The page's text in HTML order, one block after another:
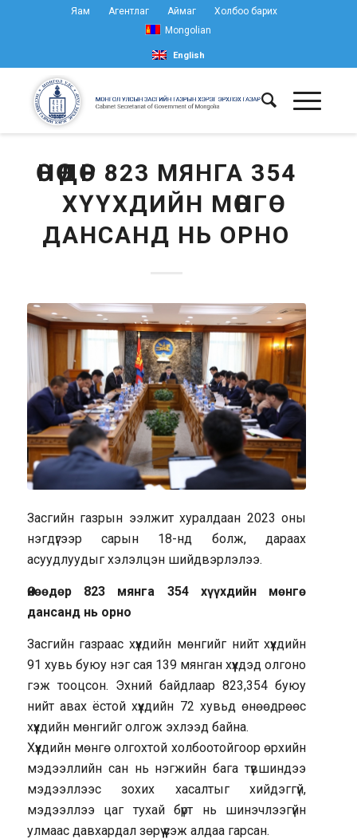
Яам Агентлаг Аймаг
Холбоо барих
Mongolian
English
ӨНӨӨДӨР 823 МЯНГА 354
ХҮҮХДИЙН МӨНГӨ
ДАНСАНД НЬ ОРНО
Засгийн газрын ээлжит хуралдаан 2023 оны
нэгдүгээр сарын 18-нд болж, дараах
асуудлуудыг хэлэлцэн шийдвэрлэлээ.
Өнөөдөр 823 мянга 354 хүүхдийн мөнгө
дансанд нь орно
Засгийн газраас хүүхдийн мөнгийг нийт хүүхдийн
91 хувь буюу нэг сая 139 мянган хүүхдэд олгоно
гэж тооцсон. Эхний байдлаар 823,354 буюу
нийт авах ёстой хүүхдийн 72 хувьд өнөөдрөөс
хүүхдийн мөнгийг олгож эхлээд байна.
Хүүхдийн мөнгө олгохтой холбоотойгоор өрхийн
мэдээллийн сан нь нэгжийн бага түвшиндээ
мэдээллээс зохих хасалтыг хийдэггүй,
мэдээллээ цаг тухай бүрт нь шинэчлээгүйн
улмаас давхардал зөрүү үүсэж алдаа гарсан.